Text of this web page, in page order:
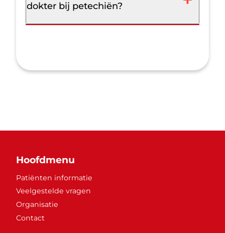
dokter bij petechiën?
Hoofdmenu
Patiënten informatie
Veelgestelde vragen
Organisatie
Contact